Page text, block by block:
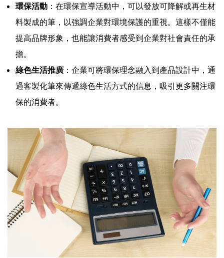
環保活動 ：在環保宣導活動中，可以發放可降解或再生材
料製成的筆，以強調企業對環境保護的重視。這樣不僅能
提高品牌形象，也能讓消費者感受到企業對社會責任的承
擔。
綠色生活推廣 ：企業可將環保理念融入到產品設計中，通
過客製化筆來傳遞綠色生活方式的信息，吸引更多關注環
保的消費者。